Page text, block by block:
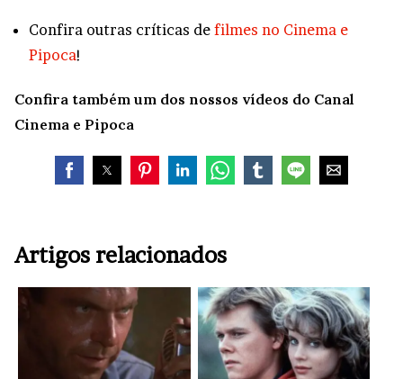
Confira outras críticas de filmes no Cinema e
Pipoca!
Confira também um dos nossos vídeos do Canal
Cinema e Pipoca
Artigos relacionados